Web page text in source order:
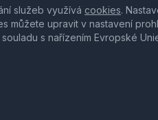
služeb využívá cookies.
můžete upravit v nastavení
s nařízením Evropské